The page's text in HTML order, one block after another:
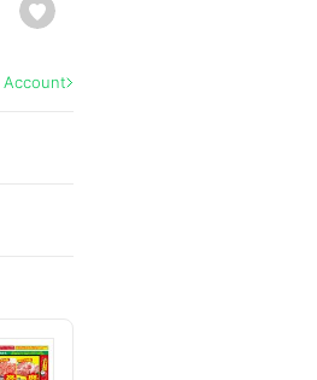
s
e
a